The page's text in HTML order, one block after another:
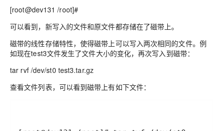
[root@dev131 /root]#
可以看到，新写入的文件和原文件都存储在了磁带上。
磁带的线性存储特性，使得磁带上可以写入两次相同的文件。例
如现在test3文件发生了文件大小的变化，再次写入到磁带：
tar rvf /dev/st0 test3.tar.gz
查看文件列表，可以看到磁带上有如下文件：